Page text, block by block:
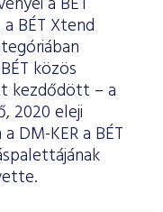
BÉT Xtend
közös
kezdődött – a
2020 eleji
DM-KER a BÉT